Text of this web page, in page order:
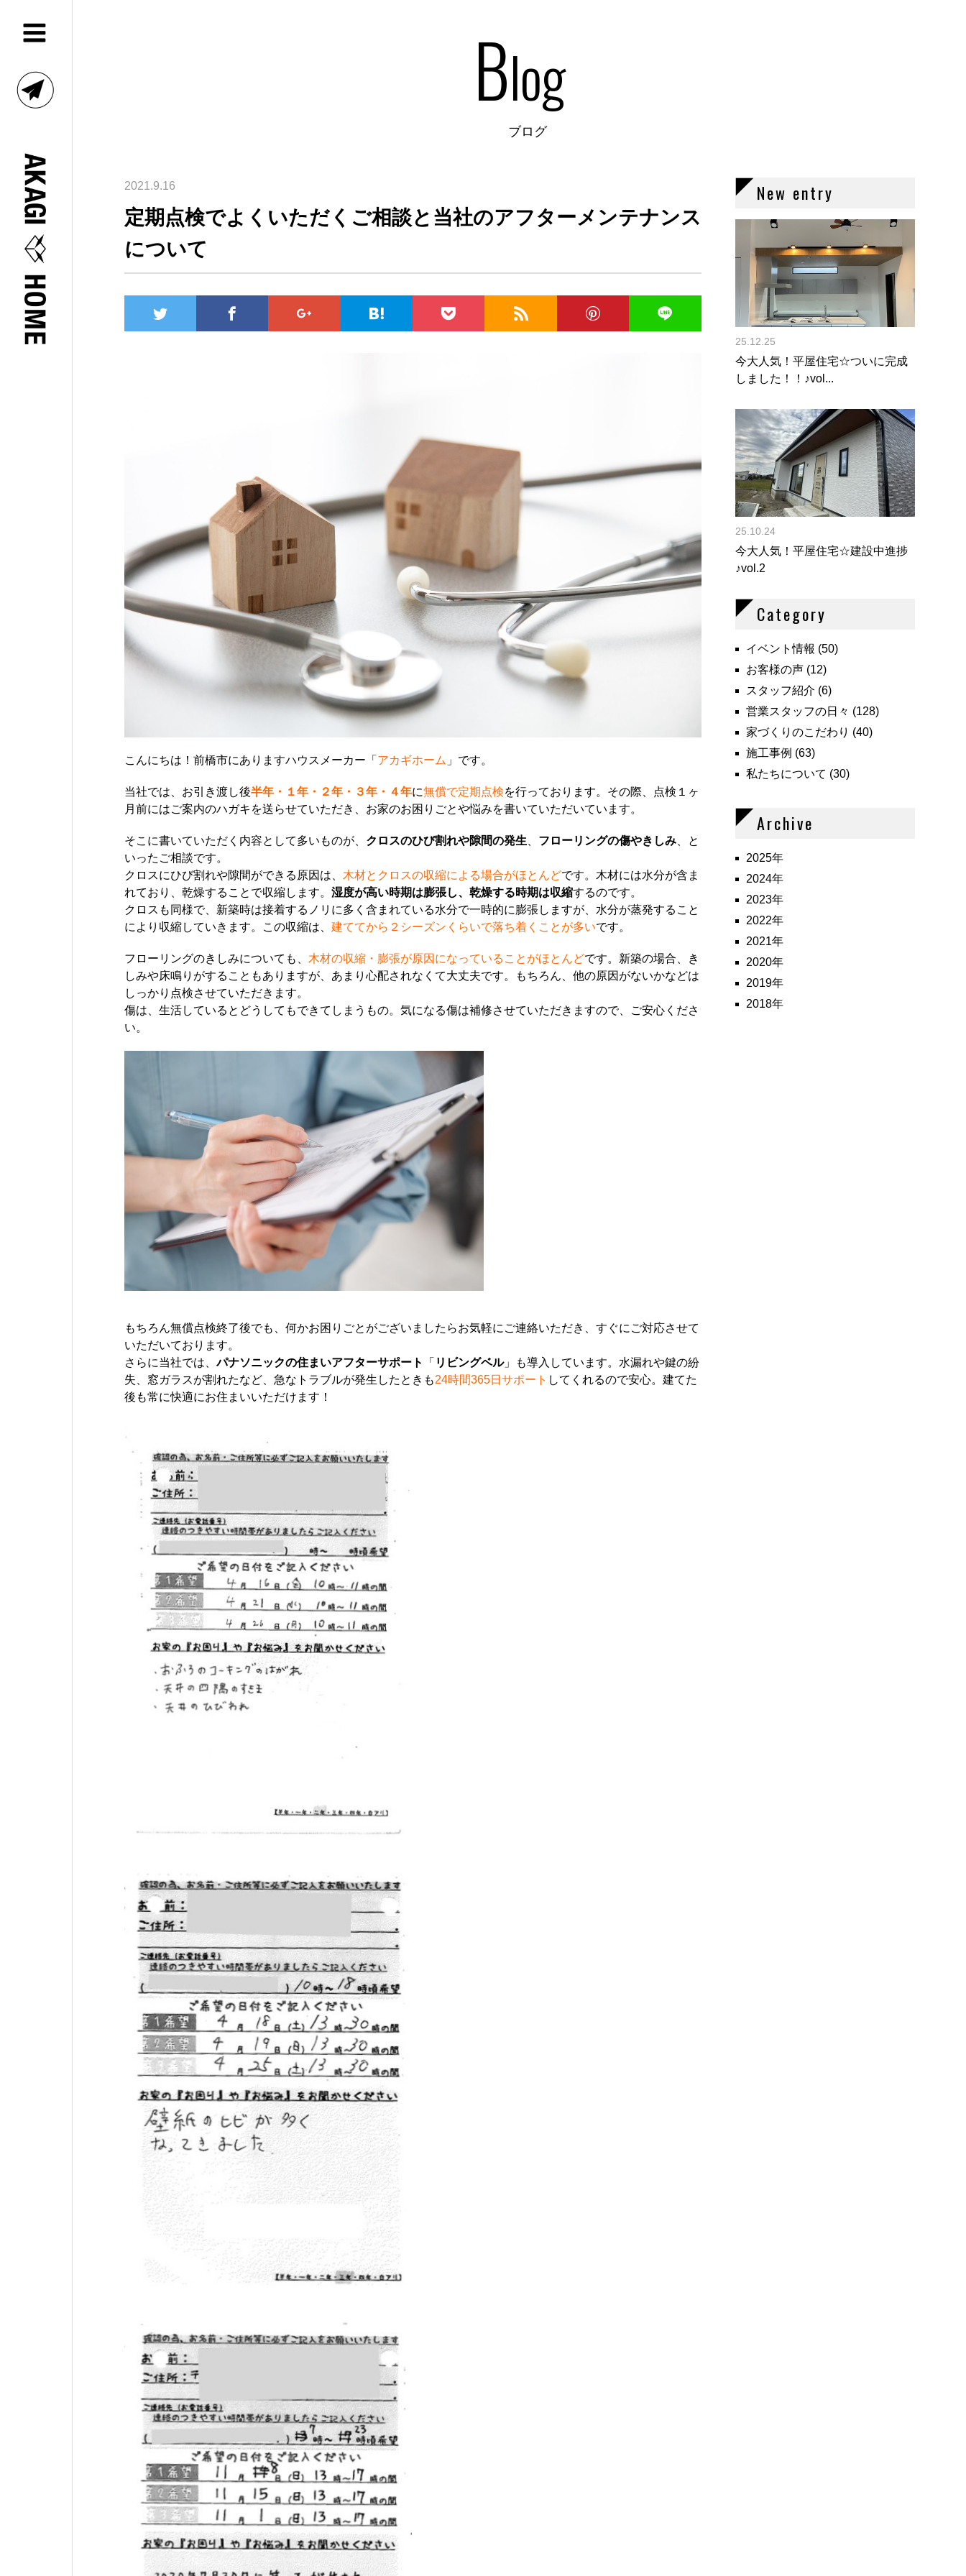
Blog
ブログ
2021.9.16
定期点検でよくいただくご相談と当社のアフターメンテナンス
について
こんにちは！前橋市にありますハウスメーカー「 アカギホーム 」です。
当社では、お引き渡し後半年・１年・２年・３年・４年に無償で定期点検を行っております。その際、点検１ヶ
月前にはご案内のハガキを送らせていただき、お家のお困りごとや悩みを書いていただいています。
そこに書いていただく内容として多いものが、 クロスのひび割れや隙間の発生 フローリングの傷やきしみ、と
いったご相談です。
クロスにひび割れや隙間ができる原因は、 木材とクロスの収縮による場合がほとんどです。木材には水分が含ま
れており、乾燥することで収縮します。 湿度が高い時期は膨張し、乾燥する時期は収縮するのです。
クロスも同様で、新築時は接着するノリに多く含まれている水分で一時的に膨張しますが、水分が蒸発すること
により収縮していきます。この収縮は、 建ててから２シーズンくらいで落ち着くことが多いです。
フローリングのきしみについても、 木材の収縮・膨張が原因になっていることがほとんどです。新築の場合、き
しみや床鳴りがすることもありますが、あまり心配されなくて大丈夫です。もちろん、他の原因がないかなどは
しっかり点検させていただきます。
傷は、生活しているとどうしてもできてしまうもの。気になる傷は補修させていただきますので、ご安心くださ
い。
もちろん無償点検終了後でも、何かお困りごとがございましたらお気軽にご連絡いただき、すぐにご対応させて
いただいております。
さらに当社では、パナソニックの住まいアフターサポート 「 リビングベル」も導入しています。水漏れや鍵の紛
失、窓ガラスが割れたなど、急なトラブルが発生したときも24時間365日サポート してくれるので安心。建てた
後も常に快適にお住まいいただけます！
New entry
25.12.25
今大人気！平屋住宅☆ついに完成
しました！！♪vol...
25.10.24
今大人気！平屋住宅☆建設中進捗
♪vol.2
Category
イベント情報 (50)
お客様の声(12)
スタッフ紹介 (6)
営業スタッフの日々 (128)
家づくりのこだわり (40)
施工事例 (63)
私たちについて (30)
Archive
2025年
2024年
2023年
2022年
2021年
2020年
2019年
2018年